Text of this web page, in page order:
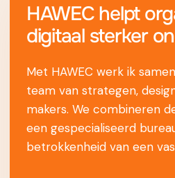
HAWEC helpt
digitaal sterker
Met HAWEC werk ik
team van strategen,
makers. We combineren
een gespecialiseerd
betrokkenheid van een